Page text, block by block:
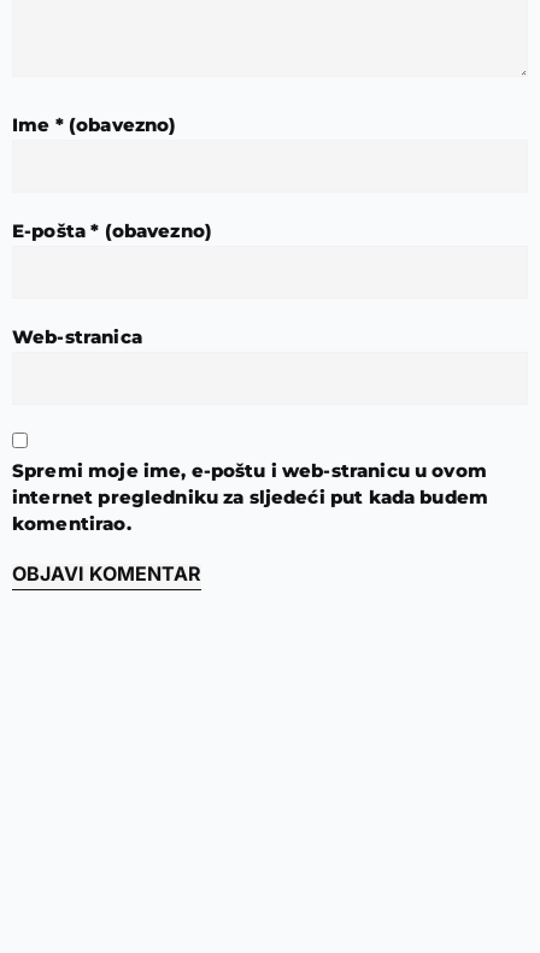
Ime * (obavezno)
E-pošta* (obavezno)
Web-stranica
Spremi moje ime, e-poštu i web-stranicu u ovom
internet pregledniku za sljedeći put kada budem
komentirao.